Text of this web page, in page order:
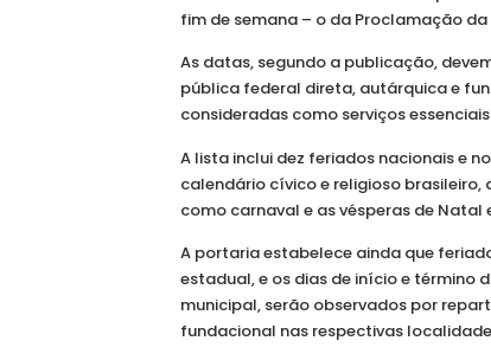
fim de semana – o da Proclamação
As datas, segundo a publicação,
pública federal direta, autárquica e
consideradas como serviços
A lista inclui dez feriados nacionais e
calendário cívico e religioso
como carnaval e as vésperas de Natal
A portaria estabelece ainda que
estadual, e os dias de início e término
municipal, serão observados por
fundacional nas respectivas